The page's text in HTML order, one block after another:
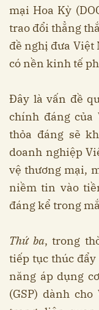
mại Hoa Kỳ
trao đổi thẳng
đề nghị đưa Việt
có nền kinh tế
Đây là vấn đề
chính đáng của
thỏa đáng sẽ
doanh nghiệp
vệ thương mại,
niềm tin vào
đáng kể trong
Thứ ba, trong
tiếp tục thúc
năng áp dụng
(GSP) dành